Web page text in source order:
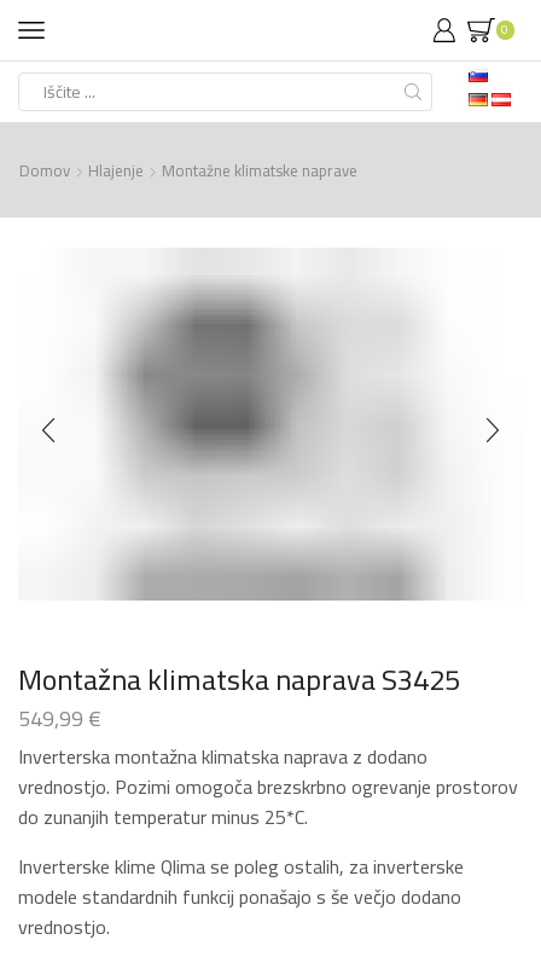
0
Search
input
Domov Hlajenje Montažne klimatske naprave
Montažna klimatska naprava S3425
549,99€
Inverterska montažna klimatska naprava z dodano
vrednostjo. Pozimi omogoča brezskrbno ogrevanje prostorov
do zunanjih temperatur minus 25*C.
Inverterske klime Qlima se poleg ostalih, za inverterske
modele standardnih funkcij ponašajo s še večjo dodano
vrednostjo.